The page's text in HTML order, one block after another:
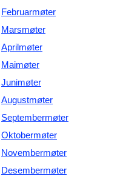
Februarmøter
Marsmøter
Aprilmøter
Maimøter
Junimøter
Augustmøter
Septembermøter
Oktobermøter
Novembermøter
Desembermøter